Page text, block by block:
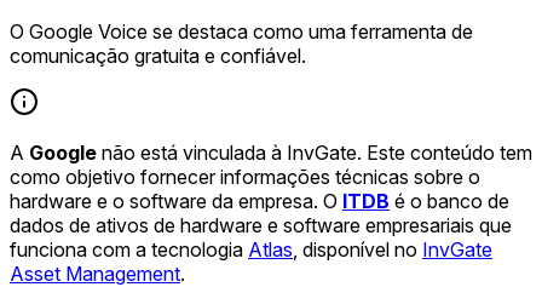
O Google Voice se destaca como uma ferramenta de
comunicação gratuita e confiável.
A Google não está vinculada à InvGate. Este conteúdo tem
como objetivo fornecer informações técnicas sobre o
hardware e o software da empresa. O ITDB é o banco de
dados de ativos de hardware e software empresariais que
funciona com a tecnologia Atlas , disponível no InvGate
Asset Management.